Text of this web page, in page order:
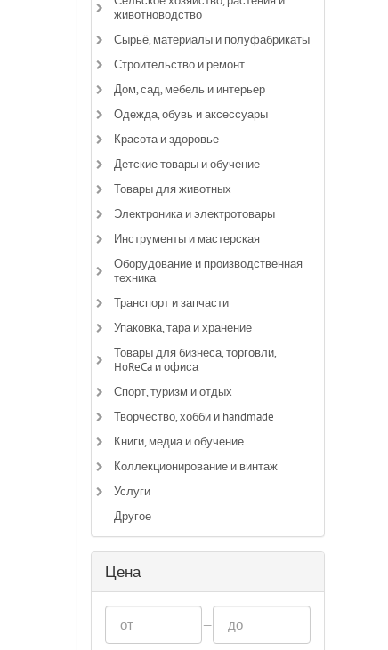
животноводство
Сырьё, материалы и полуфабрикаты
Строительство и ремонт
Дом, сад, мебель и интерьер
Одежда, обувь и аксессуары
Красота и здоровье
Детские товары и обучение
Товары для животных
Электроника и электротовары
Инструменты и мастерская
Оборудование и производственная
техника
Транспорт и запчасти
Упаковка, тара и хранение
Товары для бизнеса, торговли,
HoReCa и офиса
Спорт, туризм и отдых
Творчество, хобби и handmade
Книги, медиа и обучение
Коллекционирование и винтаж
Услуги
Другое
Цена
—